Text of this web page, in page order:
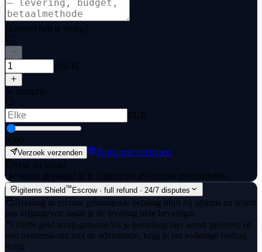
Hoeveel heb je nodig?
×00 M
Je richtprijs
EUR
0500
Verzoek verzenden
Begin met verkopen
Hoe dit werkt
· Je wordt gevraagd in te loggen om je verzoek te verzenden.
igitems Shield™ Escrow · full refund · 24/7 disputes
Betaling in escrow gehoudenJe betaling blijft bij igitems en wordt
pas vrijgegeven nadat je de levering hebt bevestigd.
100% geld-terug-garantieAls je bestelling niet wordt geleverd of
niet overeenkomt met de advertentie, krijg je het volledige bedrag
terug.